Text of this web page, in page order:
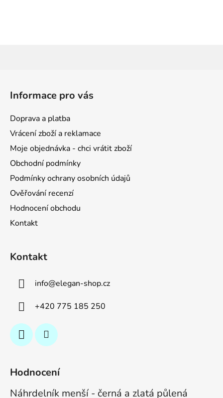
Informace pro vás
Doprava a platba
Vrácení zboží a reklamace
Moje objednávka - chci vrátit zboží
Obchodní podmínky
Podmínky ochrany osobních údajů
Ověřování recenzí
Hodnocení obchodu
Kontakt
Kontakt
info@elegan-shop.cz
+420 775 185 250
Hodnocení
Náhrdelník menší - černá a zlatá půlená